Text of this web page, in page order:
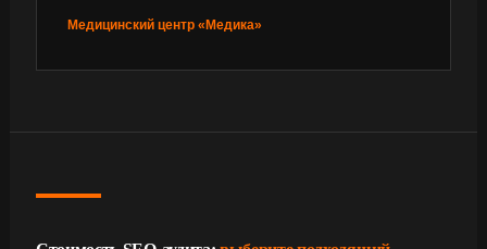
Медицинский центр «Медика»